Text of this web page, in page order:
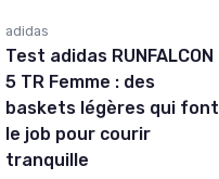
adidas
Test adidas RUNFALCON
5 TR Femme : des
baskets légères qui font
le job pour courir
tranquille